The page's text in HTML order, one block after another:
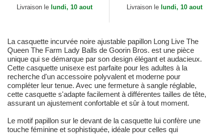
Livraison le lundi, 10 aout Livraison le lundi, 10 aout
La casquette incurvée noire ajustable papillon Long Live The
Queen The Farm Lady Balls de Goorin Bros. est une pièce
unique qui se démarque par son design élégant et audacieux.
Cette casquette unisexe est parfaite pour les adultes à la
recherche d'un accessoire polyvalent et moderne pour
compléter leur tenue. Avec une fermeture à sangle réglable,
cette casquette s'adapte facilement à différentes tailles de tête,
assurant un ajustement confortable et sûr à tout moment.
Le motif papillon sur le devant de la casquette lui confère une
touche féminine et sophistiquée, idéale pour celles qui